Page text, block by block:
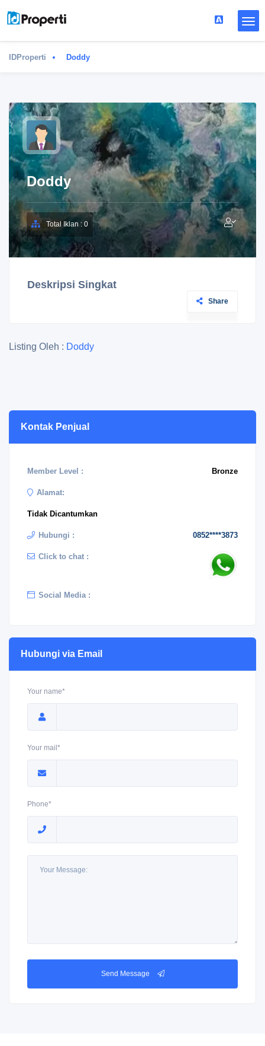
IDProperti Doddy
Doddy
Total Iklan : 0
Deskripsi Singkat
Share
Listing Oleh : Doddy
Kontak Penjual
Member Level : Bronze
Alamat:
Tidak Dicantumkan
Hubungi : 0852****3873
Click to chat :
Social Media :
Hubungi via Email
Your name*
Your mail*
Phone*
Send Message